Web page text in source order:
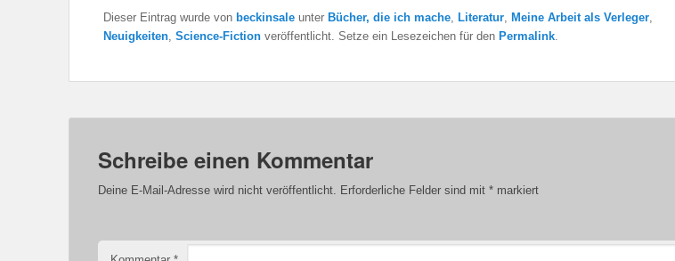
Dieser Eintrag wurde von beckinsale unter Bücher, die ich mache Literatur Meine Arbeit als Verleger
Neuigkeiten Science-Fiction veröffentlicht. Setze ein Lesezeichen für den Permalink
Schreibe einen Kommentar
Deine E-Mail-Adresse wird nicht veröffentlicht. Erforderliche Felder sind mit * markiert